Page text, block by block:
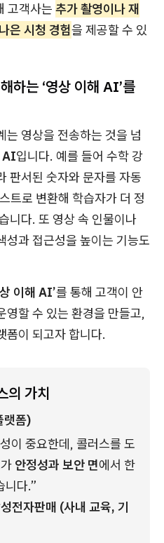
고객사는 추가 촬영이나 재
은 시청 경험을 제공할 수 있
하는 ‘영상 이해 AI’를
는 영상을 전송하는 것을 넘
AI입니다. 예를 들어 수학 강
판서된 숫자와 문자를 자동
트로 변환해 학습자가 더 정
니다. 또 영상 속 인물이나
성과 접근성을 높이는 기능도
이해 AI’를 통해 고객이 안
영할 수 있는 환경을 만들고,
폼이 되고자 합니다.
의 가치
랫폼)
이 중요한데, 콜러스를 도
안정성과 보안 면에서 한
니다.”
전자판매 (사내 교육, 기